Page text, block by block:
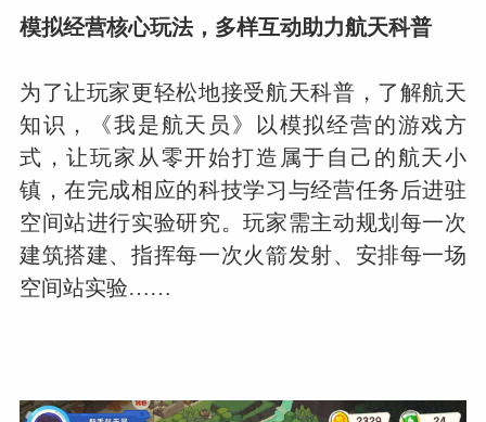
模拟经营核心玩法，多样互动助力航天科普
为了让玩家更轻松地接受航天科普，了解航天
知识，《我是航天员》以模拟经营的游戏方
式，让玩家从零开始打造属于自己的航天小
镇，在完成相应的科技学习与经营任务后进驻
空间站进行实验研究。玩家需主动规划每一次
建筑搭建、指挥每一次火箭发射、安排每一场
空间站实验……